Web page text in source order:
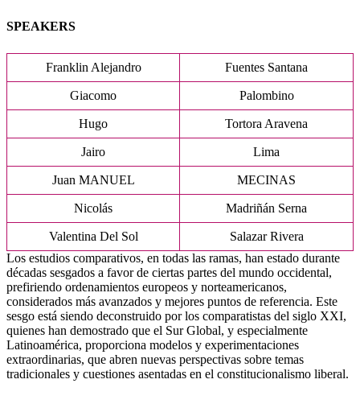
SPEAKERS
Franklin Alejandro Fuentes Santana
Giacomo Palombino
Hugo Tortora Aravena
Jairo Lima
Juan MANUEL MECINAS
Nicolás Madriñán Serna
Valentina Del Sol
Salazar Rivera
Los estudios comparativos, en todas las ramas, han estado durante
décadas sesgados a favor de ciertas partes del mundo occidental,
prefiriendo ordenamientos europeos y norteamericanos,
considerados más avanzados y mejores puntos de referencia. Este
sesgo está siendo deconstruido por los comparatistas del siglo XXI,
quienes han demostrado que el Sur Global, y especialmente
Latinoamérica, proporciona modelos y experimentaciones
extraordinarias, que abren nuevas perspectivas sobre temas
tradicionales y cuestiones asentadas en el constitucionalismo liberal.